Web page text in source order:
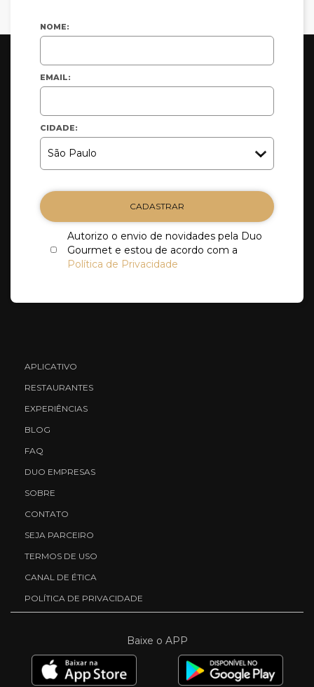
NOME:
EMAIL:
CIDADE:
CADASTRAR
Autorizo o envio de novidades pela Duo
Gourmet e estou de acordo com a
Política de Privacidade
APLICATIVO
RESTAURANTES
EXPERIÊNCIAS
BLOG
FAQ
DUO EMPRESAS
SOBRE
CONTATO
SEJA PARCEIRO
TERMOS DE USO
CANAL DE ÉTICA
POLÍTICA DE PRIVACIDADE
Baixe o APP